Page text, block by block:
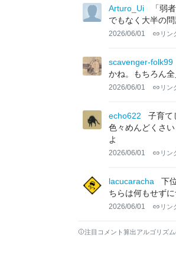
Arturo_Ui
「弱
でもなく大半の
2026/06/01 リン
scavenger-folk99
かね。もちろん
2026/06/01 リン
echo622
子育て
色々めんどくさ
よ
2026/06/01 リン
lacucaracha
下
ちらは何もせず
2026/06/01 リン
注目コメント算出アルゴリズ